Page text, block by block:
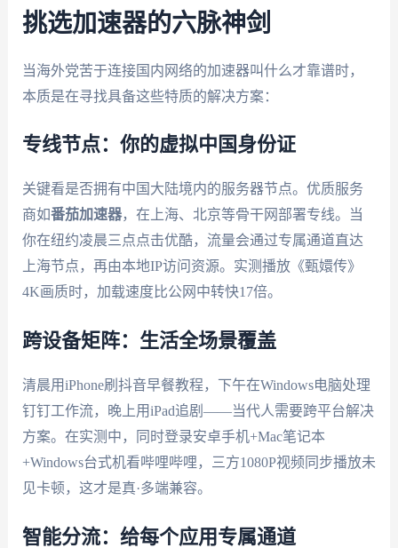
挑选加速器的六脉神剑
当海外党苦于连接国内网络的加速器叫什么才靠谱时，
本质是在寻找具备这些特质的解决方案：
专线节点：你的虚拟中国身份证
关键看是否拥有中国大陆境内的服务器节点。优质服务
商如番茄加速器，在上海、北京等骨干网部署专线。当
你在纽约凌晨三点点击优酷，流量会通过专属通道直达
上海节点，再由本地IP访问资源。实测播放《甄嬛传》
4K画质时，加载速度比公网中转快17倍。
跨设备矩阵：生活全场景覆盖
清晨用iPhone刷抖音早餐教程，下午在Windows电脑处理
钉钉工作流，晚上用iPad追剧——当代人需要跨平台解决
方案。在实测中，同时登录安卓手机+Mac笔记本
+Windows台式机看哔哩哔哩，三方1080P视频同步播放未
见卡顿，这才是真·多端兼容。
智能分流：给每个应用专属通道